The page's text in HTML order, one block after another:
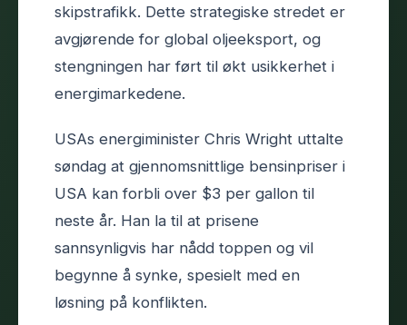
skipstrafikk. Dette strategiske stredet er
avgjørende for global oljeeksport, og
stengningen har ført til økt usikkerhet i
energimarkedene.
USAs energiminister Chris Wright uttalte
søndag at gjennomsnittlige bensinpriser i
USA kan forbli over $3 per gallon til
neste år. Han la til at prisene
sannsynligvis har nådd toppen og vil
begynne å synke, spesielt med en
løsning på konflikten.